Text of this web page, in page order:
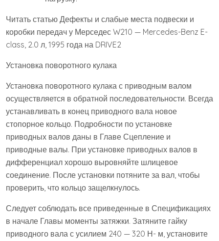
Читать статью Дефекты и слабые места подвески и
коробки передач у Мерседес W210 — Mercedes-Benz E-
class, 2.0 л, 1995 года на DRIVE2
Установка поворотного кулака
Установка поворотного кулака с приводным валом
осуществляется в обратной последовательности. Всегда
устанавливать в конец приводного вала новое
стопорное кольцо. Подробности по установке
приводных валов даны в Главе Сцепление и
приводные валы. При установке приводных валов в
дифференциал хорошо выровняйте шлицевое
соединение. После установки потяните за вал, чтобы
проверить, что кольцо защелкнулось.
Следует соблюдать все приведенные в Спецификациях
в начале Главы моменты затяжки. Затяните гайку
приводного вала с усилием 240 — 320 Н- м, установите